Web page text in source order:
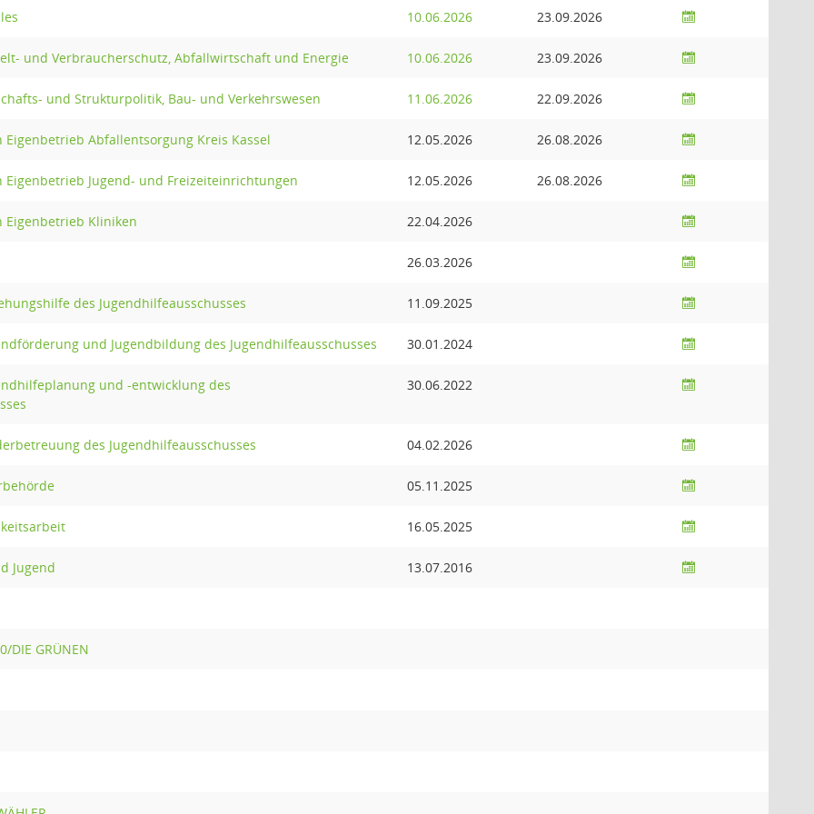
10.06.2026 23.09.2026
und Verbraucherschutz, Abfallwirtschaft und Energie 10.06.2026 23.09.2026
und Strukturpolitik, Bau- und Verkehrswesen 11.06.2026 22.09.2026
Eigenbetrieb Abfallentsorgung Kreis Kassel 12.05.2026 26.08.2026
Eigenbetrieb Jugend- und Freizeiteinrichtungen 12.05.2026 26.08.2026
Eigenbetrieb Kliniken 22.04.2026
26.03.2026
des Jugendhilfeausschusses 11.09.2025
und Jugendbildung des Jugendhilfeausschusses 30.01.2024
und -entwicklung des
30.06.2022
des Jugendhilfeausschusses 04.02.2026
05.11.2025
16.05.2025
Jugend 13.07.2016
DIE GRÜNEN